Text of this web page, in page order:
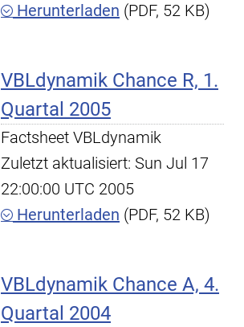
Herunterladen (PDF, 52 KB)
VBLdynamik Chance R, 1.
Quartal 2005
Factsheet VBLdynamik
Zuletzt aktualisiert: Sun Jul 17
22:00:00 UTC 2005
Herunterladen (PDF, 52 KB)
VBLdynamik Chance A, 4.
Quartal 2004